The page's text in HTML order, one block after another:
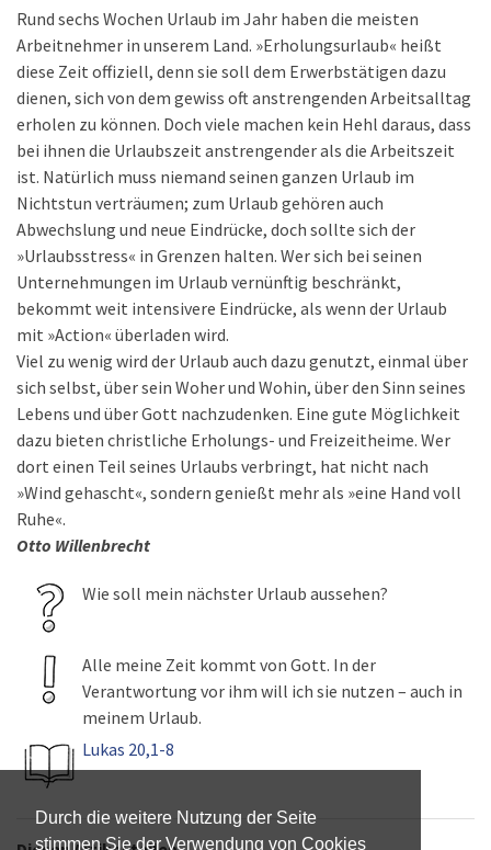
Durch die weitere Nutzung der Seite
stimmen Sie der Verwendung von Cookies
Rund sechs Wochen Urlaub im Jahr haben die meisten
Arbeitnehmer in unserem Land. »Erholungsurlaub« heißt
diese Zeit offiziell, denn sie soll dem Erwerbstätigen dazu
dienen, sich von dem gewiss oft anstrengenden Arbeitsalltag
erholen zu können. Doch viele machen kein Hehl daraus, dass
bei ihnen die Urlaubszeit anstrengender als die Arbeitszeit
ist. Natürlich muss niemand seinen ganzen Urlaub im
Nichtstun verträumen; zum Urlaub gehören auch
Abwechslung und neue Eindrücke, doch sollte sich der
»Urlaubsstress« in Grenzen halten. Wer sich bei seinen
Unternehmungen im Urlaub vernünftig beschränkt,
bekommt weit intensivere Eindrücke, als wenn der Urlaub
mit »Action« überladen wird.
Viel zu wenig wird der Urlaub auch dazu genutzt, einmal über
sich selbst, über sein Woher und Wohin, über den Sinn seines
Lebens und über Gott nachzudenken. Eine gute Möglichkeit
dazu bieten christliche Erholungs- und Freizeitheime. Wer
dort einen Teil seines Urlaubs verbringt, hat nicht nach
»Wind gehascht«, sondern genießt mehr als »eine Hand voll
Ruhe«.
Otto Willenbrecht
Wie soll mein nächster Urlaub aussehen?
Alle meine Zeit kommt von Gott. In der
Verantwortung vor ihm will ich sie nutzen – auch in
meinem Urlaub.
Lukas 20,1-8